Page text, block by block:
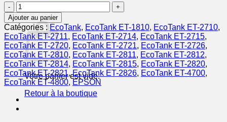
Panier
Votre panier est vide.
Retour à la boutique
quantité
de
EPSON
Bouteille
Encre
Ecotank
104
Noir
65ml
Ajouter au panier
Catégories : EcoTank, EcoTank ET-1810, EcoTank ET-2710,
EcoTank ET-2711, EcoTank ET-2714, EcoTank ET-2715,
EcoTank ET-2720, EcoTank ET-2721, EcoTank ET-2726,
EcoTank ET-2810, EcoTank ET-2811, EcoTank ET-2812,
EcoTank ET-2814, EcoTank ET-2815, EcoTank ET-2820,
EcoTank ET-2821,EcoTank ET-2826, EcoTank ET-4700,
EcoTank ET-4800, EPSON